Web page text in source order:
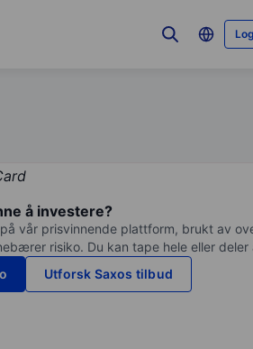
å investere?
vår prisvinnende plattform, brukt av
risiko. Du kan tape hele eller
Utforsk Saxos tilbud